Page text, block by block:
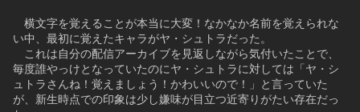
横文字を覚えることが本当に大変！なかなか名前を覚えられな
い中、最初に覚えたキャラがヤ・シュトラだった。
これは自分の配信アーカイブを見返しながら気付いたことで、
毎度誰やっけとなっていたのにヤ・シュトラに対しては「ヤ・シ
ュトラさんね！覚えましょう！かわいいので！」と言っていた
が、新生時点での印象は少し嫌味が目立つ近寄りがたい存在だっ